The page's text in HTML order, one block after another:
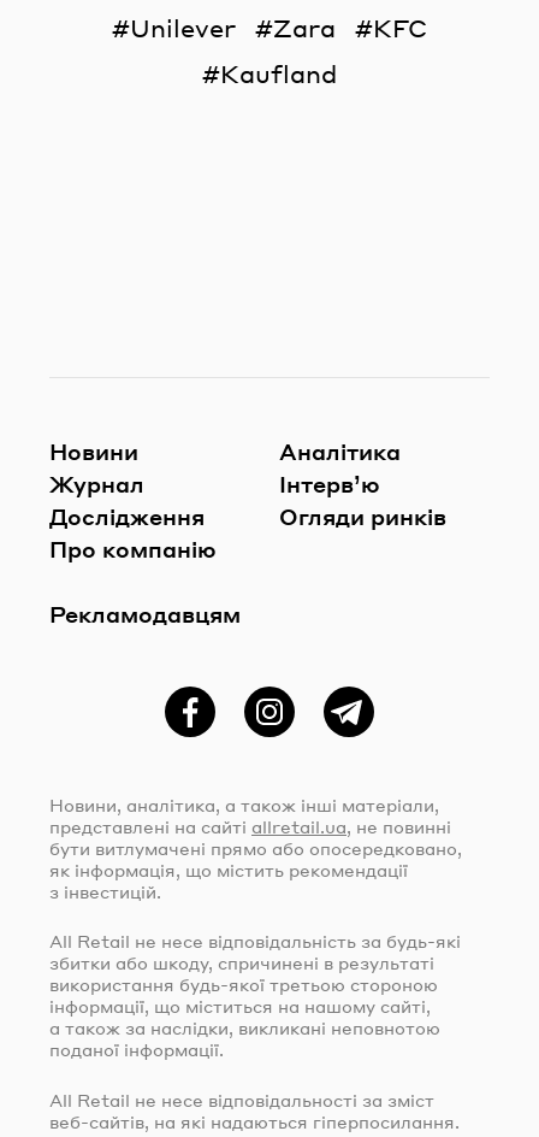
Unilever
Zara
KFC
Kaufland
Новини
Журнал
Дослідження
Про компанію
Рекламодавцям
Аналітика
Інтерв’ю
Огляди ринків
ФейсбукInstagramTelegram
Новини, аналітика, а також інші матеріали,
представлені на сайті allretail.ua, не повинні
бути витлумачені прямо або опосередковано,
як інформація, що містить рекомендації
з інвестицій.
All Retail не несе відповідальність за будь-які
збитки або шкоду, спричинені в результаті
використання будь-якої третьою стороною
інформації, що міститься на нашому сайті,
а також за наслідки, викликані неповнотою
поданої інформації.
All Retail не несе відповідальності за зміст
веб-сайтів, на які надаються гіперпосилання.